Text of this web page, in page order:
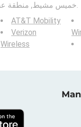
Khamis-Mushait, خميس مشيط, منطقة عسير.
AT&T Mobility
Verizon
Wireless